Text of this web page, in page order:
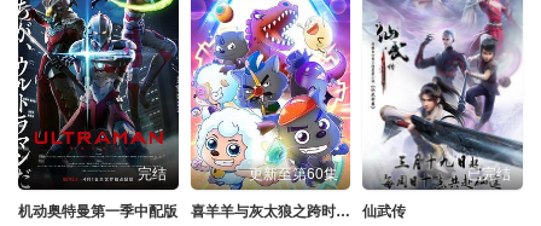
完结
机动奥特曼第一季中配版
更新至第60集
喜羊羊与灰太狼之跨时空救兵
已完结
仙武传